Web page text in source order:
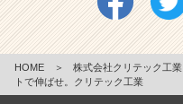
HOME ＞ 株式会社クリテック工業
トで伸ばせ。クリテック工業